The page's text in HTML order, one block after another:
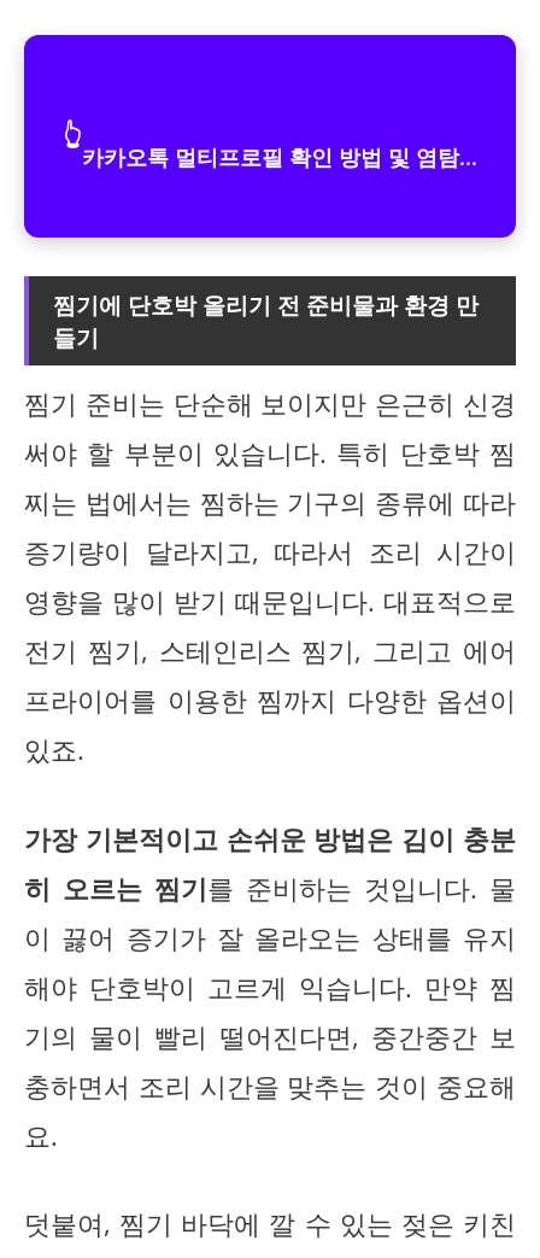
👆
카카오톡 멀티프로필 확인 방법 및 염탐...
찜기에 단호박 올리기 전 준비물과 환경 만
들기
찜기 준비는 단순해 보이지만 은근히 신경
써야 할 부분이 있습니다. 특히 단호박 찜
찌는 법에서는 찜하는 기구의 종류에 따라
증기량이 달라지고, 따라서 조리 시간이
영향을 많이 받기 때문입니다. 대표적으로
전기 찜기, 스테인리스 찜기, 그리고 에어
프라이어를 이용한 찜까지 다양한 옵션이
있죠.
가장 기본적이고 손쉬운 방법은 김이 충분
히 오르는 찜기를 준비하는 것입니다. 물
이 끓어 증기가 잘 올라오는 상태를 유지
해야 단호박이 고르게 익습니다. 만약 찜
기의 물이 빨리 떨어진다면, 중간중간 보
충하면서 조리 시간을 맞추는 것이 중요해
요.
덧붙여, 찜기 바닥에 깔 수 있는 젖은 키친